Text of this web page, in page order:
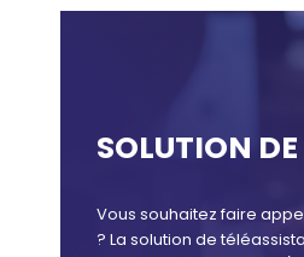
SOLUTION
Vous souhaitez faire
? La solution de